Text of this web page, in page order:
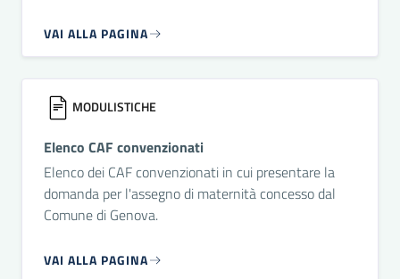
VAI ALLA PAGINA
MODULISTICHE
Elenco CAF convenzionati
Elenco dei CAF convenzionati in cui presentare la
domanda per l'assegno di maternità concesso dal
Comune di Genova.
VAI ALLA PAGINA